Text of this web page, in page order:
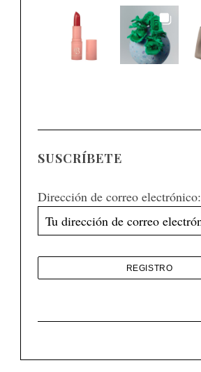
SUSCRÍBETE
Dirección de correo electrónico: